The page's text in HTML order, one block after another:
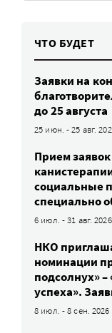
ЧТО БУДЕТ
Заявки на
до 25 августа
25 июн. - 25 авг.
Прием
социальные
специально
6 июл. - 31 авг. 2026
НКО
номинации
подсолнух»
успеха».
8 июл. - 8 сен. 2026